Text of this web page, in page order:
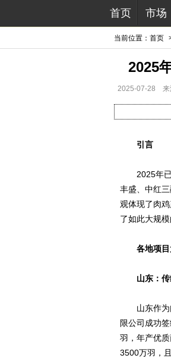
首页 市场
当前位置： 首页
2025
2025-07-28 来
引言
2025年已
丰盛、中红
观体现了肉
了如此大规
各地项目
山东：传
山东作为肉
限公司成功
羽，年产优
3500万羽，